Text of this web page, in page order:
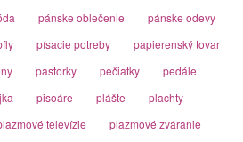
pánske oblečenie
pánske odevy
písacie potreby
papierenský tovar
pastorky pečiatky
pedále
pisoáre plášte
plachty
televízie
plazmové zváranie